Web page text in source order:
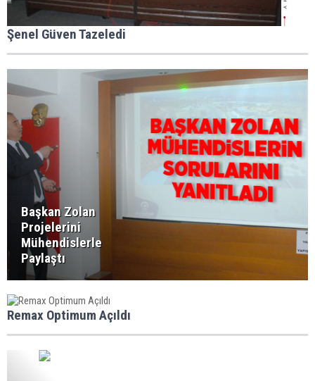
Şenel Güven Tazeledi
Başkan Zolan
Projelerini
Mühendislerle
Paylaştı
Remax Optimum Açıldı